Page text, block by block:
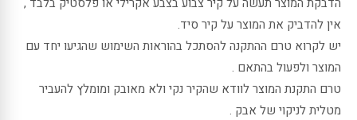
אין להדביק את המוצר על קיר סיד.
יש לקרוא טרם ההתקנה להסתכל בהוראות השימוש שהגיעו יחד עם
המוצר ולפעול בהתאם .
טרם התקנת המוצר לוודא שהקיר נקי ולא מאובק ומומלץ להעביר
מטלית לניקוי של אבק .